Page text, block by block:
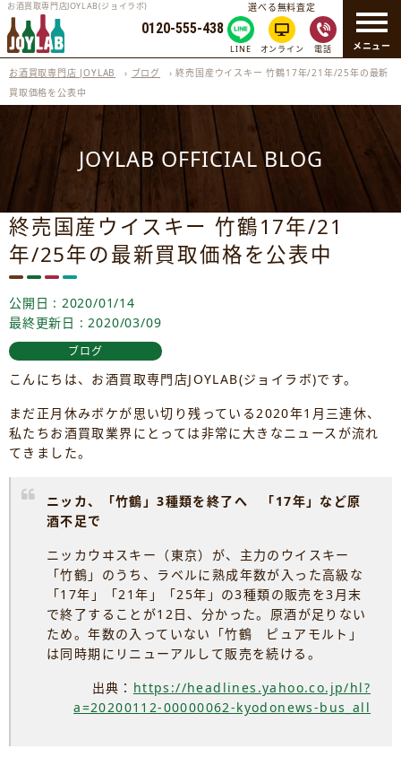
メニュー
お酒買取専門店JOYLAB(ジョイラボ)
0120-555-438
選べる無料査定
LINE オンライン 電話
お酒買取専門店 JOYLAB › ブログ ›終売国産ウイスキー 竹鶴17年/21年/25年の最新
買取価格を公表中
JOYLAB OFFICIAL BLOG
終売国産ウイスキー 竹鶴17年/21
年/25年の最新買取価格を公表中
公開日 : 2020/01/14
最終更新日 : 2020/03/09
ブログ
こんにちは、お酒買取専門店JOYLAB(ジョイラボ)です。
まだ正月休みボケが思い切り残っている2020年1月三連休、
私たちお酒買取業界にとっては非常に大きなニュースが流れ
てきました。
ニッカ、「竹鶴」3種類を終了へ 「17年」など原
酒不足で
ニッカウヰスキー（東京）が、主力のウイスキー
「竹鶴」のうち、ラベルに熟成年数が入った高級な
「17年」「21年」「25年」の3種類の販売を3月末
で終了することが12日、分かった。原酒が足りない
ため。年数の入っていない「竹鶴 ピュアモルト」
は同時期にリニューアルして販売を続ける。
出典： https://headlines.yahoo.co.jp/hl?
a=20200112-00000062-kyodonews-bus_all